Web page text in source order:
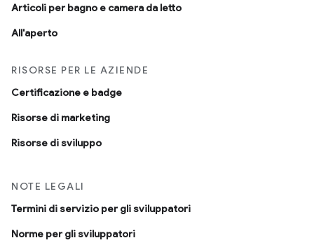
Articoli per bagno e camera da letto
All'aperto
RISORSE PER LE AZIENDE
Certificazione e badge
Risorse di marketing
Risorse di sviluppo
NOTE LEGALI
Termini di servizio per gli sviluppatori
Norme per gli sviluppatori